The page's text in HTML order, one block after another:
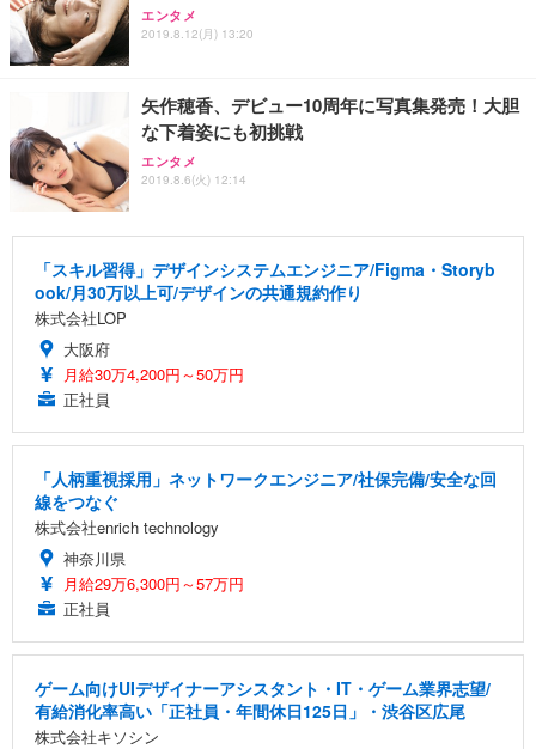
エンタメ
2019.8.12(月) 13:20
矢作穂香、デビュー10周年に写真集発売！大胆
な下着姿にも初挑戦
エンタメ
2019.8.6(火) 12:14
「スキル習得」デザインシステムエンジニア/Figma・Storyb
ook/月30万以上可/デザインの共通規約作り
株式会社LOP
大阪府
月給30万4,200円～50万円
正社員
「人柄重視採用」ネットワークエンジニア/社保完備/安全な回
線をつなぐ
株式会社enrich technology
神奈川県
月給29万6,300円～57万円
正社員
ゲーム向けUIデザイナーアシスタント・IT・ゲーム業界志望/
有給消化率高い「正社員・年間休日125日」・渋谷区広尾
株式会社キソシン